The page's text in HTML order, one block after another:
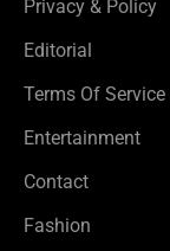
Privacy & Policy
Editorial
Terms Of Service
Entertainment
Contact
Fashion